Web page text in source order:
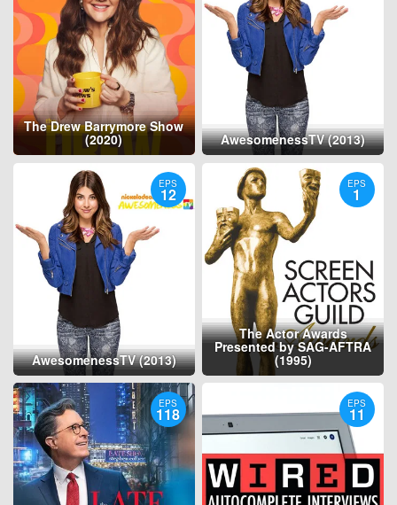
The Drew Barrymore Show
(2020) AwesomenessTV (2013)
EPS
12
AwesomenessTV (2013)
EPS
1
The Actor Awards
Presented by SAG-AFTRA
(1995)
EPS
118
EPS
11